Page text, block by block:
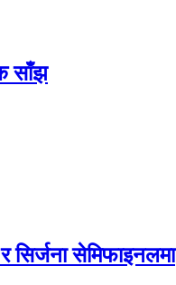
साँझ
सेमिफाइनलमा